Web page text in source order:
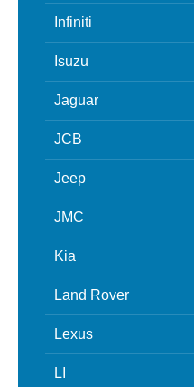
Infiniti
Isuzu
Jaguar
JCB
Jeep
JMC
Kia
Land Rover
Lexus
LI